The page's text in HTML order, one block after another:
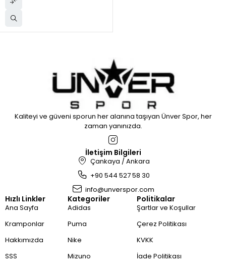
Kaliteyi ve güveni sporun her alanına taşıyan Ünver Spor, her
zaman yanınızda.
Hızlı Linkler
Ana Sayfa
Kramponlar
Hakkımızda
SSS
Kategoriler
Adidas
Puma
Nike
Mizuno
Politikalar
Şartlar ve Koşullar
Çerez Politikası
KVKK
İade Politikası
İletişim Bilgileri
Çankaya / Ankara
+90 544 527 58 30
info@unverspor.com